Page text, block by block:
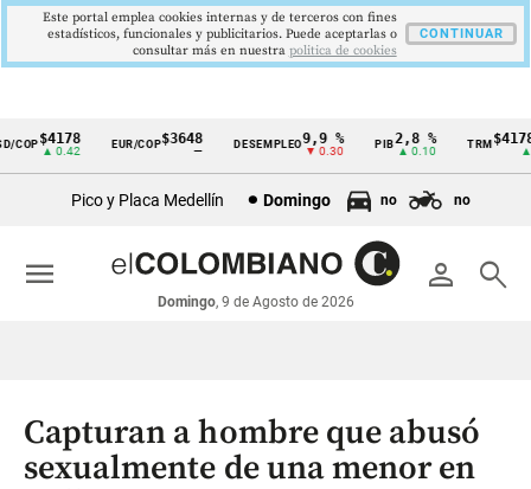
Cintillo
económicos
Colombia
$4178
▲ 0.42
EUR/COP$3648 DESEMPLEO 9,9 %
▼ 0.30
PIB2,8 %
▲ 0.10
TRM
▲
Pico y Placa Medellín Domingo no no
person search
Domingo, 9 de Agosto de 2026
menu
Capturan a hombre que abusó
sexualmente de una menor en
Este portal emplea cookies internas y de terceros con fines
estadísticos, funcionales y publicitarios. Puede aceptarlas o
consultar más en nuestra politica de cookies
CONTINUAR